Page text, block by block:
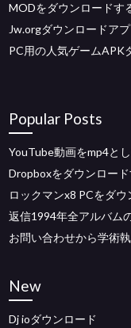
MODをダウンロードす
Jw.orgダウンロードアプ
PC用の人気ゲームAPK
Popular Posts
YouTube動画をmp4と
Dropboxをダウンロー
ロックマンx8 PCをダウ
返信1994年全アルバム
お問い合わせから学術
New
Dj ioダウンロード